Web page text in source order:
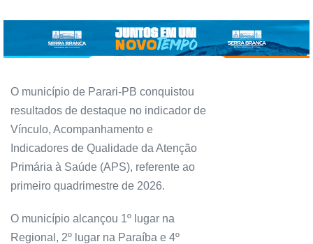
O município de Parari-PB conquistou
resultados de destaque no indicador de
Vínculo, Acompanhamento e
Indicadores de Qualidade da Atenção
Primária à Saúde (APS), referente ao
primeiro quadrimestre de 2026.
O município alcançou 1º lugar na
Regional, 2º lugar na Paraíba e 4º